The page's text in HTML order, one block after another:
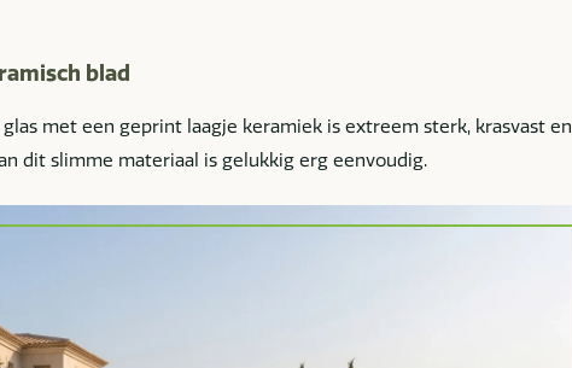
blad
met een geprint laagje keramiek is extreem sterk, krasvast en
dit slimme materiaal is gelukkig erg eenvoudig.